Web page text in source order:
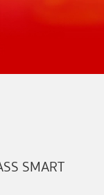
SMART